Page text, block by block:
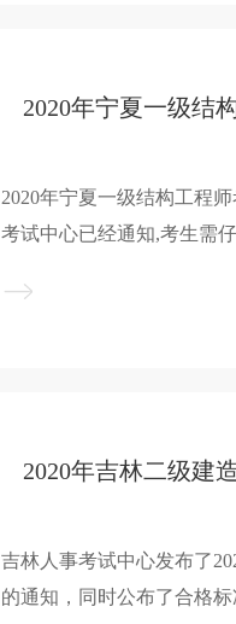
2020年宁夏一级结构工程
考试中心已经通知,考生需
考试合格人员名单的通知
2020年吉林二级建
吉林人事考试中心发布了
的通知，同时公布了合格